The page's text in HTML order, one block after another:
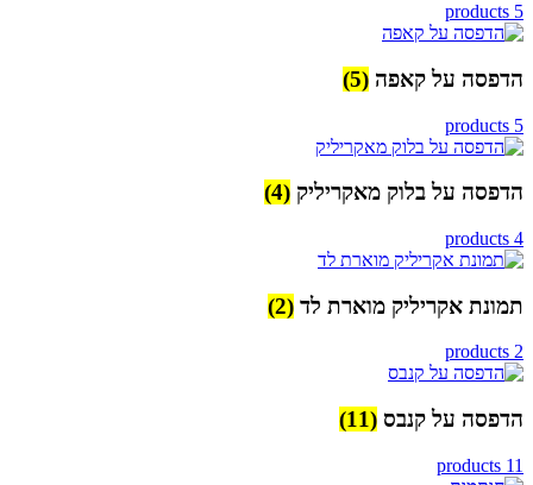
5 products
הדפסה על קאפה (5)
5 products
הדפסה על בלוק מאקריליק (4)
4 products
תמונת אקריליק מוארת לד (2)
2 products
הדפסה על קנבס (11)
11 products